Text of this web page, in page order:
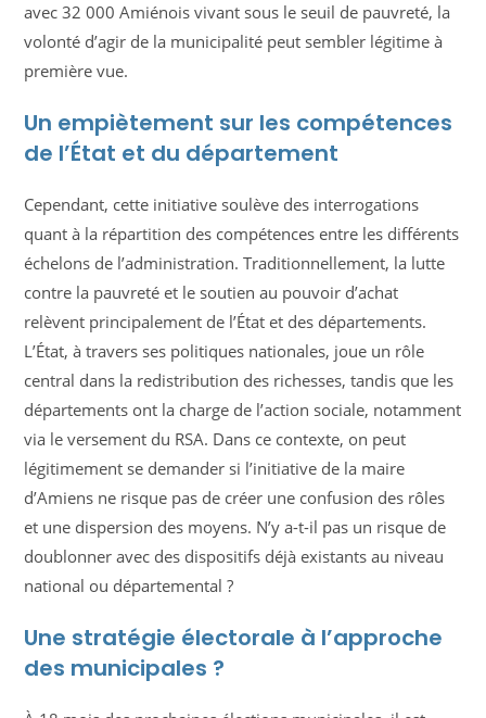
avec 32 000 Amiénois vivant sous le seuil de pauvreté, la
volonté d’agir de la municipalité peut sembler légitime à
première vue.
Un empiètement sur les compétences
de l’État et du département
Cependant, cette initiative soulève des interrogations
quant à la répartition des compétences entre les différents
échelons de l’administration. Traditionnellement, la lutte
contre la pauvreté et le soutien au pouvoir d’achat
relèvent principalement de l’État et des départements.
L’État, à travers ses politiques nationales, joue un rôle
central dans la redistribution des richesses, tandis que les
départements ont la charge de l’action sociale, notamment
via le versement du RSA. Dans ce contexte, on peut
légitimement se demander si l’initiative de la maire
d’Amiens ne risque pas de créer une confusion des rôles
et une dispersion des moyens. N’y a-t-il pas un risque de
doublonner avec des dispositifs déjà existants au niveau
national ou départemental ?
Une stratégie électorale à l’approche
des municipales ?